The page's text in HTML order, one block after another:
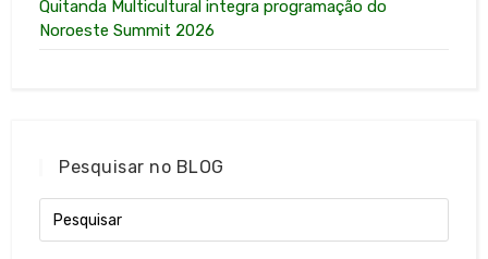
Quitanda Multicultural integra programação do
Noroeste Summit 2026
Pesquisar no BLOG